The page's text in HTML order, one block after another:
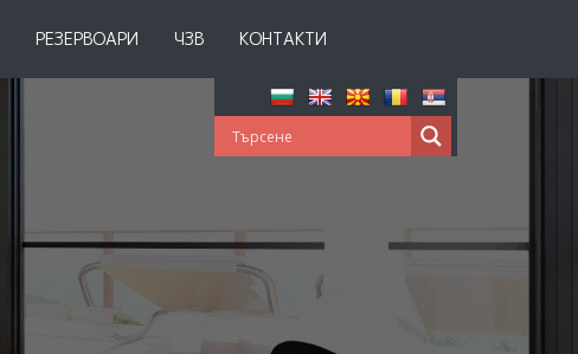
РЕЗЕРВОАРИ ЧЗВ КОНТАКТИ